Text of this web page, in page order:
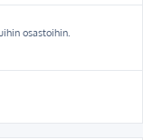
osastoihin.